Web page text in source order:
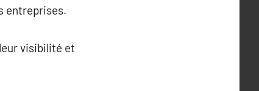
entreprises.
visibilité et